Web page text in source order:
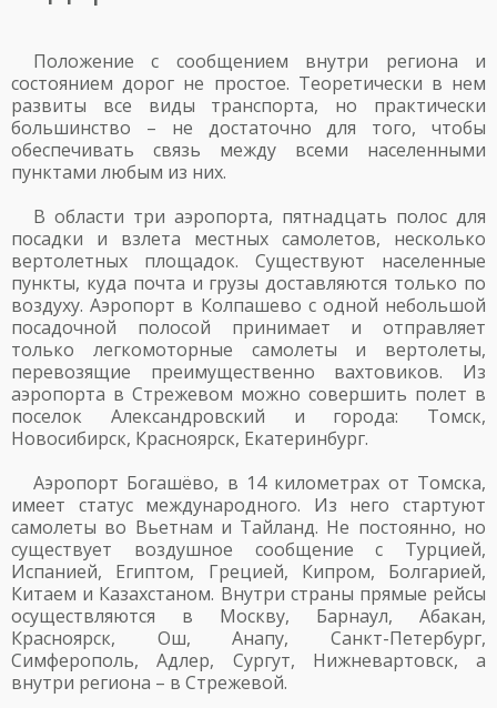
Положение с сообщением внутри региона и
состоянием дорог не простое. Теоретически в нем
развиты все виды транспорта, но практически
большинство – не достаточно для того, чтобы
обеспечивать связь между всеми населенными
пунктами любым из них.
В области три аэропорта, пятнадцать полос для
посадки и взлета местных самолетов, несколько
вертолетных площадок. Существуют населенные
пункты, куда почта и грузы доставляются только по
воздуху. Аэропорт в Колпашево с одной небольшой
посадочной полосой принимает и отправляет
только легкомоторные самолеты и вертолеты,
перевозящие преимущественно вахтовиков. Из
аэропорта в Стрежевом можно совершить полет в
поселок Александровский и города: Томск,
Новосибирск, Красноярск, Екатеринбург.
Аэропорт Богашёво, в 14 километрах от Томска,
имеет статус международного. Из него стартуют
самолеты во Вьетнам и Тайланд. Не постоянно, но
существует воздушное сообщение с Турцией,
Испанией, Египтом, Грецией, Кипром, Болгарией,
Китаем и Казахстаном. Внутри страны прямые рейсы
осуществляются в Москву, Барнаул, Абакан,
Красноярск, Ош, Анапу, Санкт-Петербург,
Симферополь, Адлер, Сургут, Нижневартовск, а
внутри региона – в Стрежевой.